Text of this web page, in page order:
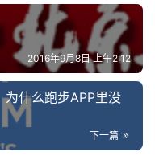
2016年9月8日 上午2:12
什么跑步APP里没
下一篇